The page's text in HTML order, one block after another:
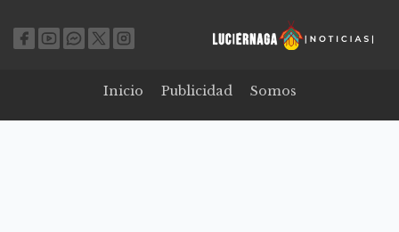
Inicio Publicidad Somos